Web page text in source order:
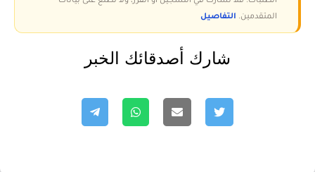
المتقدمين. التفاصيل
شارك أصدقائك الخبر